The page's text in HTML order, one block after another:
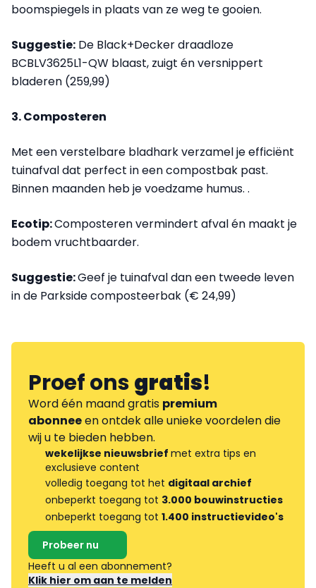
boomspiegels in plaats van ze weg te gooien.
Suggestie: De Black+Decker draadloze
BCBLV3625L1-QW blaast, zuigt én versnippert
bladeren (259,99)
3. Composteren
Met een verstelbare bladhark verzamel je efficiënt
tuinafval dat perfect in een compostbak past.
Binnen maanden heb je voedzame humus. .
Ecotip:Composteren vermindert afval én maakt je
bodem vruchtbaarder.
Suggestie:Geef je tuinafval dan een tweede leven
in de Parkside composteerbak (€ 24,99)
Proef onsgratis!
Word één maand gratis premium
abonneeen ontdek alle unieke voordelen die
wij u te bieden hebben.
wekelijkse nieuwsbrief met extra tips en
exclusieve content
volledig toegang tot het digitaal archief
onbeperkt toegang tot 3.000 bouwinstructies
onbeperkt toegang tot 1.400 instructievideo's
Probeer nu
Heeft u al een abonnement?
Klik hier om aan te melden